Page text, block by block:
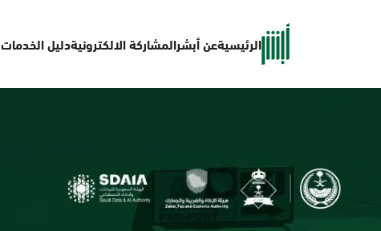
الرئيسيةعن أبشرالمشاركة الالكترونيةدليل الخدمات